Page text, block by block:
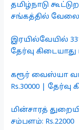
தமிழ்நாடு
சங்கத்தில்
இரயில்வேயில்
தேர்வு
கரூர் வைஸ்யா
Rs.30000 | தேர்வு
மின்சாரத்
சம்பளம்: Rs.22000